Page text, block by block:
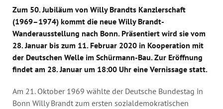
Organigram
Zum 50. Jubiläum von Willy Brandts Kanzlerschaft
(1969–1974) kommt die neue Willy Brandt-
Wanderausstellung nach Bonn. Präsentiert wird sie vom
28. Januar bis zum 11. Februar 2020 in Kooperation mit
der Deutschen Welle im Schürmann-Bau. Zur Eröffnung
findet am 28. Januar um 18:00 Uhr eine Vernissage statt.
Am 21. Oktober 1969 wählte der Deutsche Bundestag in
Bonn Willy Brandt zum ersten sozialdemokratischen